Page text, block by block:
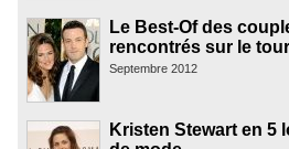
Le Best-Of des
rencontrés sur le
Septembre 2012
Kristen Stewart en 5